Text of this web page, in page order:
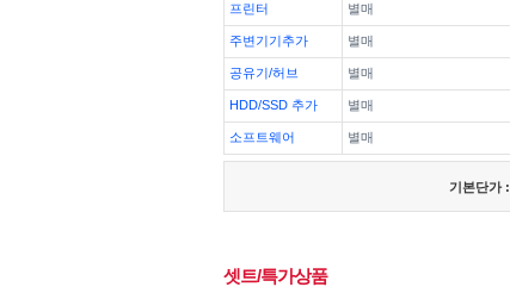
프린터 별매
주변기기추가 별매
공유기/허브 별매
HDD/SSD 추가 별매
소프트웨어 별매
기본단가 :
셋트/특가상품